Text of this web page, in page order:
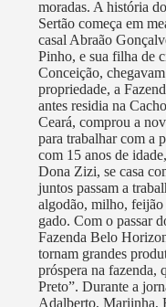
moradas. A história
Sertão começa em
casal Abraão
Pinho, e sua filha de
Conceição,
propriedade, a
antes residia na
Ceará, comprou a
para trabalhar com a
com 15 anos de
Dona Zizi, se casa
juntos passam a
algodão, milho, feijão
gado. Com o passar
Fazenda Belo
tornam grandes
próspera na fazenda,
Preto”. Durante a
Adalberto, Mariinha,